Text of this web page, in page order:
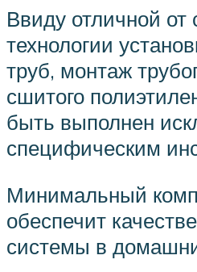
Ввиду отличной от
технологии
труб, монтаж
сшитого
быть выполнен
специфическим
Минимальный
обеспечит
системы в